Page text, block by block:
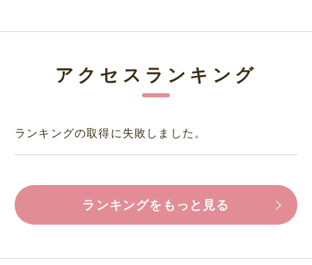
アクセスランキング
ランキングの取得に失敗しました。
ランキングをもっと見る